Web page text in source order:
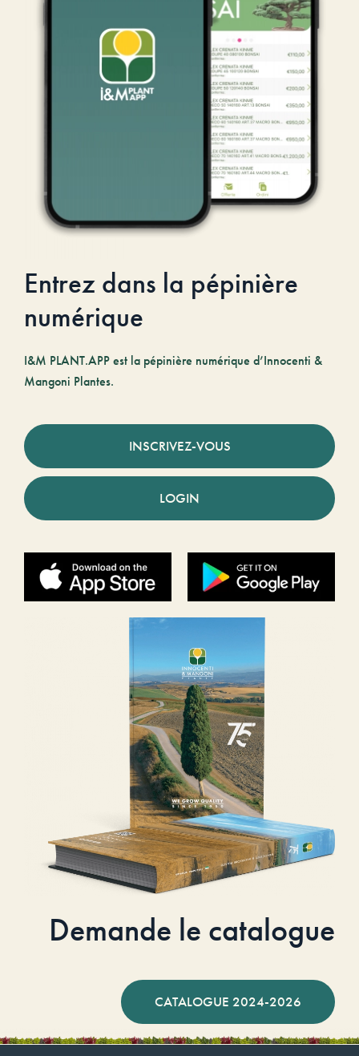
Entrez dans la pépinière
numérique
I&M PLANT.APP est la pépinière numérique d’Innocenti &
Mangoni Plantes.
INSCRIVEZ-VOUS
LOGIN
Demande le catalogue
CATALOGUE 2024-2026